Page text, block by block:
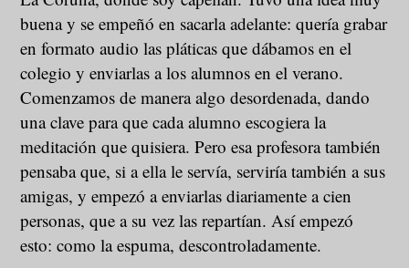
buena y se empeñó en sacarla adelante: quería grabar
en formato audio las pláticas que dábamos en el
colegio y enviarlas a los alumnos en el verano.
Comenzamos de manera algo desordenada, dando
una clave para que cada alumno escogiera la
meditación que quisiera. Pero esa profesora también
pensaba que, si a ella le servía, serviría también a sus
amigas, y empezó a enviarlas diariamente a cien
personas, que a su vez las repartían. Así empezó
esto: como la espuma, descontroladamente.